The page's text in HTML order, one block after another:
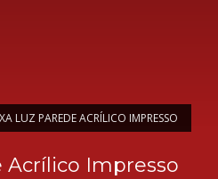
LUZ PAREDE ACRÍLICO IMPRESSO
Acrílico Impresso